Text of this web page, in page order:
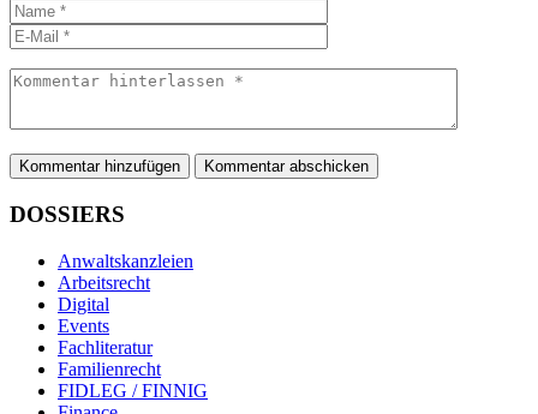
Kommentar hinzufügen
DOSSIERS
Anwaltskanzleien
Arbeitsrecht
Digital
Events
Fachliteratur
Familienrecht
FIDLEG / FINNIG